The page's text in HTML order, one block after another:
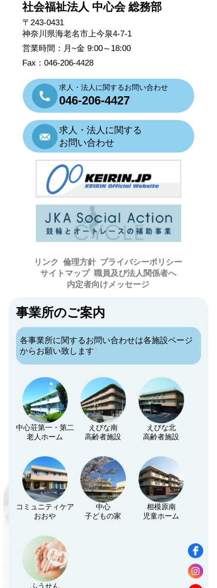
社会福祉法人 中心会 総務部
〒243-0431
神奈川県海老名市上今泉4-7-1
営業時間：月~金 9:00～18:00
Fax：046-206-4428
求人・法人に関するお問い合わせ
046-206-4427
求人・法人に関する
お問い合わせ
リンク 倫理方針 プライバシーポリシー
サイトマップ 職員及び法人関係者へ
内定者向けメッセージ
事業所のご案内
各事業所に関するお問い合わせは各施設ページ
からお願い致します
中心荘第一・第二
老人ホーム
えびな南
高齢者施設
えびな北
高齢者施設
コミュニティケア
おおや
中心
子どもの家
相模原南
児童ホーム
ふうせん